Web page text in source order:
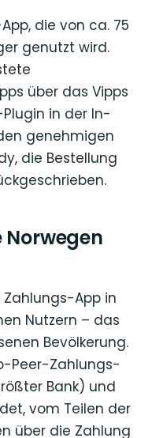
die von ca. 75
genutzt wird.
über das Vipps
in der In-
genehmigen
die Bestellung
Norwegen
App in
Nutzern – das
Bevölkerung.
Peer-Zahlungs-
Bank) und
vom Teilen der
über die Zahlung